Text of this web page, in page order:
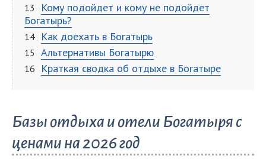
Кому подойдет и кому не подойдет
Богатырь?
Как доехать в Богатырь
Альтернативы Богатырю
Краткая сводка об отдыхе в Богатыре
Базы отдыха и отели Богатыря с
ценами на 2026 год